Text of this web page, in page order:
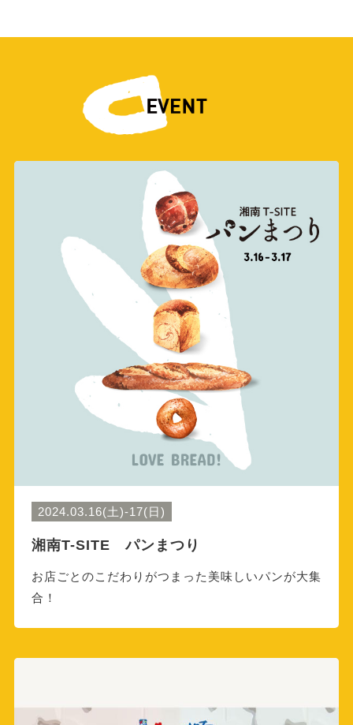
2024.03.16(土)-17(日)
湘南T-SITE パンまつり
お店ごとのこだわりがつまった美味しいパンが大集
合！